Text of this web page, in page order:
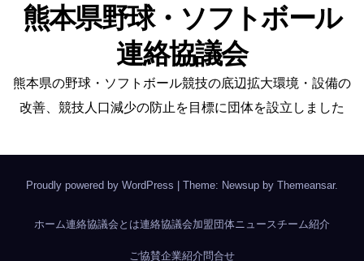
熊本県野球・ソフトボール
連絡協議会
熊本県の野球・ソフトボール競技の底辺拡大環境・設備の
改善、競技人口減少の防止を目標に団体を設立しました
Proudly powered by WordPress Theme: Newsup by Themeansar.
ホーム連絡協議会とは連絡協議会加盟団体ニュースチーム紹介
ご協賛企業紹介問合せ